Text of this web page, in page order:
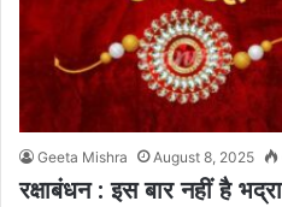
Geeta Mishra August 8, 2025
रक्षाबंधन : इस बार नहीं है